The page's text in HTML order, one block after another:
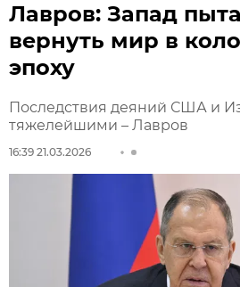
Лавров: Запад
вернуть мир в
эпоху
Последствия деяний США и
тяжелейшими – Лавров
16:39 21.03.2026